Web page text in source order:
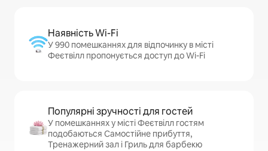
Наявність Wi-Fi
У 990 помешканнях для відпочинку в місті
Феєтвілл пропонується доступ до Wi-Fi
Популярні зручності для гостей
У помешканнях у місті Феєтвілл гостям
подобаються Самостійне прибуття,
Тренажерний зал і Гриль для барбекю